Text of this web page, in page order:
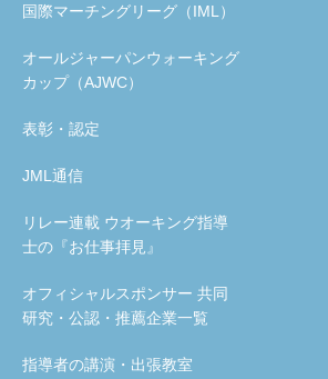
国際マーチングリーグ（IML）
オールジャーパンウォーキング
カップ（AJWC）
表彰・認定
JML通信
リレー連載 ウオーキング指導
士の『お仕事拝見』
オフィシャルスポンサー 共同
研究・公認・推薦企業一覧
指導者の講演・出張教室